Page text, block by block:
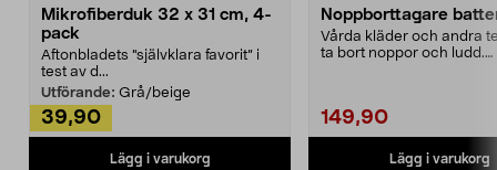
Mikrofiberduk 32 x 31 cm, 4-
pack
Aftonbladets "självklara favorit” i
test av d...
Utförande: Grå/beige
39,90
Lägg i varukorg
Noppborttagare
Vårda kläder och andra
ta bort noppor och ludd.
149,90
Lägg i varukorg